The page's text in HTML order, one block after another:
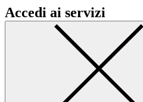
Accedi ai servizi